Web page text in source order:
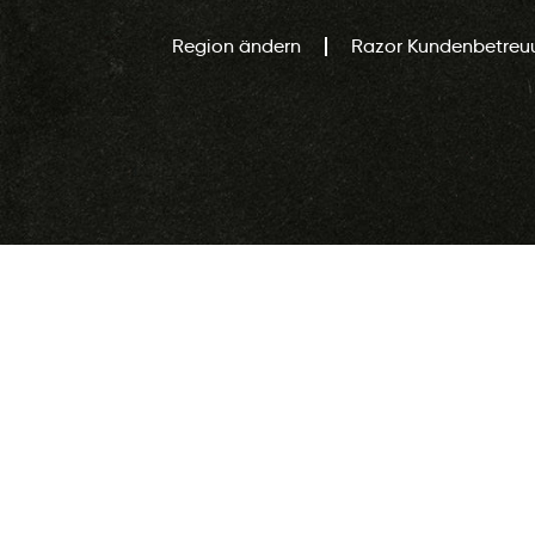
Region ändern Razor